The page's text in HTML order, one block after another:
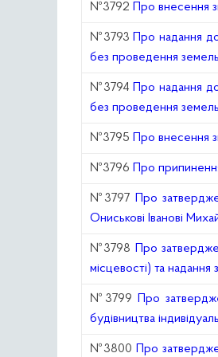
№3792 Про внесення
№3793
Про надання
без проведення
№3794
Про надання
без проведення
№3795 Про внесення
№3796 Про
№3797
Про
Ониськові Іванові
№3798
Про
місцевості) та надання
№3799
Про
будівництва
№3800
Про